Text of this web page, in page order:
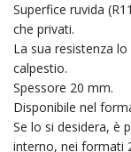
Superfice ruvida
che privati.
La sua resistenza
calpestio.
Spessore 20 mm.
Disponibile nel
Se lo si desidera, è
interno, nei formati